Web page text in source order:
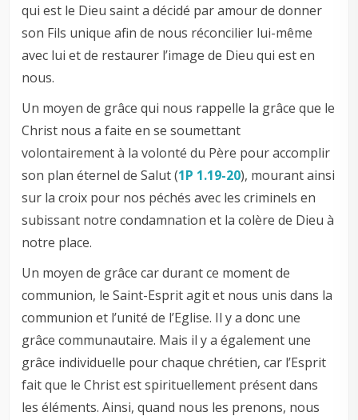
qui est le Dieu saint a décidé par amour de donner
son Fils unique afin de nous réconcilier lui-même
avec lui et de restaurer l’image de Dieu qui est en
nous.
Un moyen de grâce qui nous rappelle la grâce que le
Christ nous a faite en se soumettant
volontairement à la volonté du Père pour accomplir
son plan éternel de Salut (1P 1.19-20), mourant ainsi
sur la croix pour nos péchés avec les criminels en
subissant notre condamnation et la colère de Dieu à
notre place.
Un moyen de grâce car durant ce moment de
communion, le Saint-Esprit agit et nous unis dans la
communion et l’unité de l’Eglise. Il y a donc une
grâce communautaire. Mais il y a également une
grâce individuelle pour chaque chrétien, car l’Esprit
fait que le Christ est spirituellement présent dans
les éléments. Ainsi, quand nous les prenons, nous